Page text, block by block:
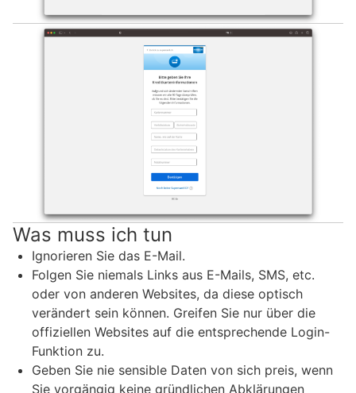
Was muss ich tun
Ignorieren Sie das E-Mail.
Folgen Sie niemals Links aus E-Mails, SMS, etc.
oder von anderen Websites, da diese optisch
verändert sein können. Greifen Sie nur über die
offiziellen Websites auf die entsprechende Login-
Funktion zu.
Geben Sie nie sensible Daten von sich preis, wenn
Sie vorgängig keine gründlichen Abklärungen